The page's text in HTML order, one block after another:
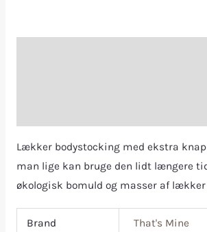
Lækker bodystocking med ekstra
man lige kan bruge den lidt længere
økologisk bomuld og masser af
Brand That's Mine